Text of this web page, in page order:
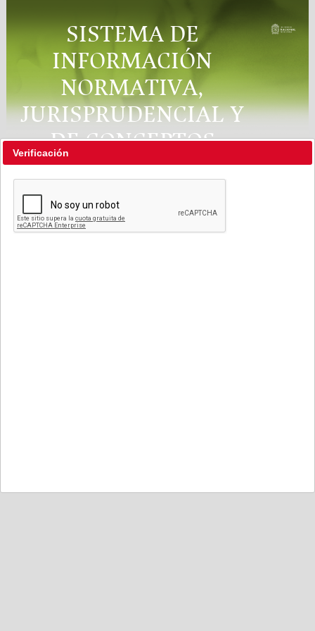
SISTEMA DE
INFORMACIÓN
NORMATIVA,
JURISPRUDENCIAL Y
DE CONCEPTOS
"RÉGIMEN LEGAL"
Verificación